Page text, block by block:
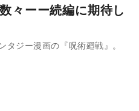
々ーー続編に期待し
ジー漫画の『呪術廻戦』。